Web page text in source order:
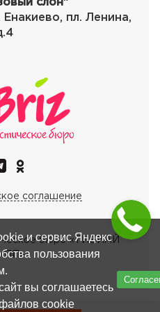
слон"
пл. Ленина,
соглашение
бюро «ТИБИАЙ
и сервис Яндекс
пользования
вы соглашаетесь
cookie